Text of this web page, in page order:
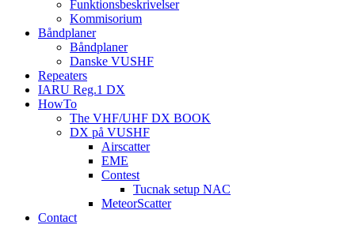
Funktionsbeskrivelser
Kommisorium
Båndplaner
Båndplaner
Danske VUSHF
Repeaters
IARU Reg.1 DX
HowTo
The VHF/UHF DX BOOK
DX på VUSHF
Airscatter
EME
Contest
Tucnak setup NAC
MeteorScatter
Contact